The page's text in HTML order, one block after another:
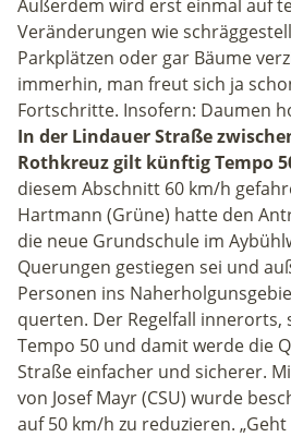
Außerdem wird erst einmal auf
Veränderungen wie
Parkplätzen oder gar Bäume
immerhin, man freut sich ja
Fortschritte. Insofern: Daumen
In der Lindauer Straße
Rothkreuz gilt künftig Tempo
diesem Abschnitt 60 km/h
Hartmann (Grüne) hatte den
die neue Grundschule im
Querungen gestiegen sei und
Personen ins
querten. Der Regelfall innerorts,
Tempo 50 und damit werde die
Straße einfacher und sicherer.
von Josef Mayr (CSU) wurde
auf 50 km/h zu reduzieren. „Geht